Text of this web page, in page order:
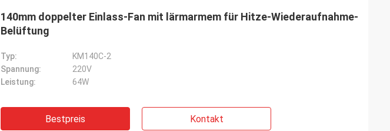
140mm doppelter Einlass-Fan mit lärmarmem für Hitze-Wiederaufnahme-
Belüftung
Typ:
KM140C-2
Spannung:
220V
Leistung:
64W
Bestpreis Kontakt